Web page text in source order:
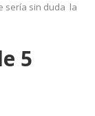
sería sin duda la
5